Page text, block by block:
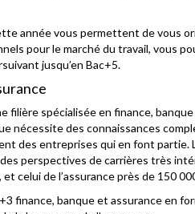
année vous permettent de vous
pour le marché du travail, vous
jusqu’en Bac+5.
filière spécialisée en finance,
nécessite des connaissances
des entreprises qui en font partie.
perspectives de carrières très
celui de l’assurance près de 150
finance, banque et assurance en